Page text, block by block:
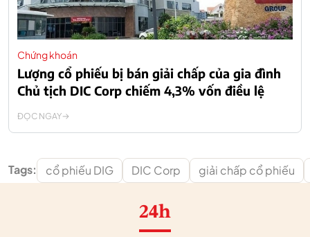
Chứng khoán
Lượng cổ phiếu bị bán giải chấp của gia đình
Chủ tịch DIC Corp chiếm 4,3% vốn điều lệ
ĐỌC NGAY
Tags: cổ phiếu DIG DIC Corp giải chấp cổ phiếu
24h